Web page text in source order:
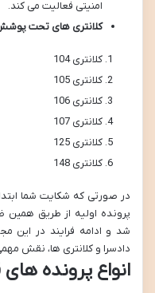
امنیتی فعالیت می کند.
کلانتری های تحت
کلانتری 104
کلانتری 105
کلانتری 106
کلانتری 107
کلانتری 125
کلانتری 148
در صورتی که شکایت شما
شد و ادامه فرایند در این
دادسرا و کلانتری ها، نقش
انواع پرونده